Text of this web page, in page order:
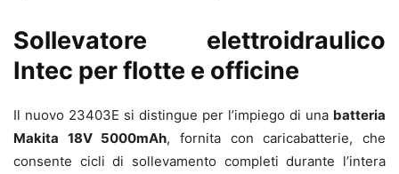
Sollevatore elettroidraulico
Intec per flotte e officine
Il nuovo 23403E si distingue per l’impiego di una batteria
Makita 18V 5000mAh, fornita con caricabatterie, che
consente cicli di sollevamento completi durante l’intera